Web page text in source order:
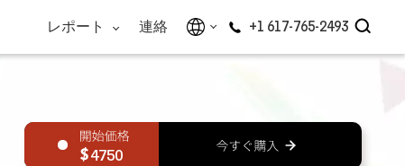
レポート 連絡 +1 617-765-2493
4750